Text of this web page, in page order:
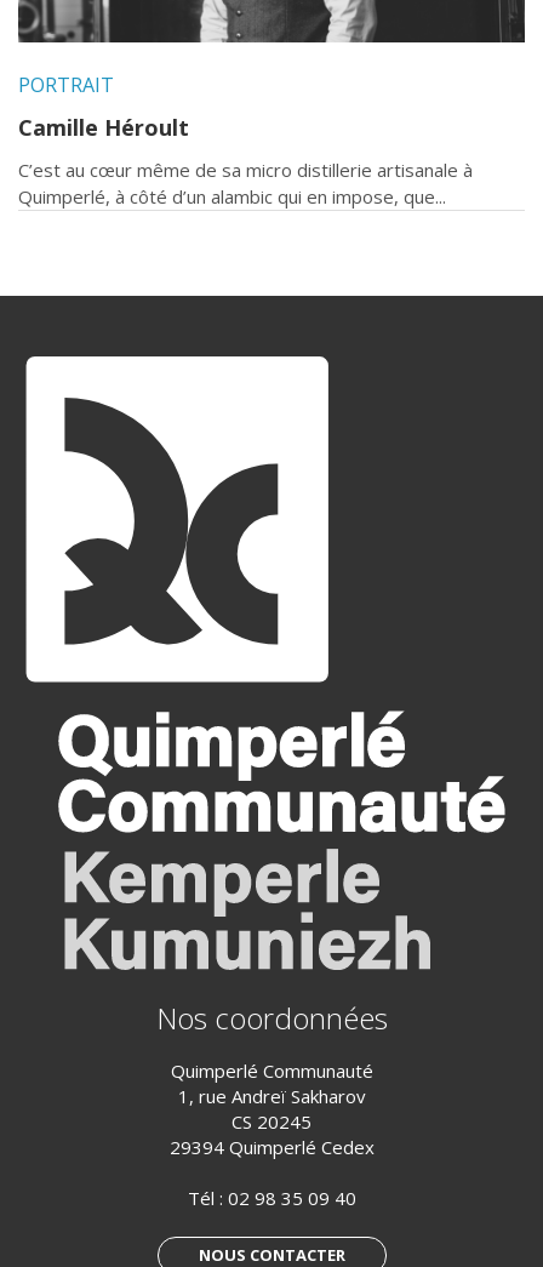
PORTRAIT
Camille Héroult
C’est au cœur même de sa micro distillerie artisanale à
Quimperlé, à côté d’un alambic qui en impose, que...
Nos coordonnées
Quimperlé Communauté
1, rue Andreï Sakharov
CS 20245
29394 Quimperlé Cedex
Tél : 02 98 35 09 40
NOUS CONTACTER